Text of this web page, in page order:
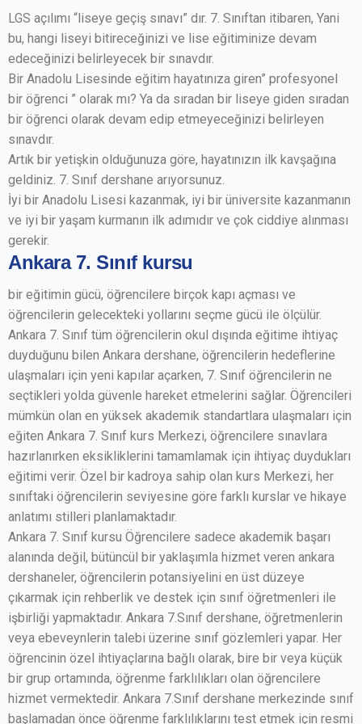
LGS açılımı “liseye geçiş sınavı” dır. 7. Sınıftan itibaren, Yani
bu, hangi liseyi bitireceğinizi ve lise eğitiminize devam
edeceğinizi belirleyecek bir sınavdır.
Bir Anadolu Lisesinde eğitim hayatınıza giren” profesyonel
bir öğrenci ” olarak mı? Ya da sıradan bir liseye giden sıradan
bir öğrenci olarak devam edip etmeyeceğinizi belirleyen
sınavdır.
Artık bir yetişkin olduğunuza göre, hayatınızın ilk kavşağına
geldiniz. 7. Sınıf dershane arıyorsunuz.
İyi bir Anadolu Lisesi kazanmak, iyi bir üniversite kazanmanın
ve iyi bir yaşam kurmanın ilk adımıdır ve çok ciddiye alınması
gerekir.
Ankara 7. Sınıf kursu
bir eğitimin gücü, öğrencilere birçok kapı açması ve
öğrencilerin gelecekteki yollarını seçme gücü ile ölçülür.
Ankara 7. Sınıf tüm öğrencilerin okul dışında eğitime ihtiyaç
duyduğunu bilen Ankara dershane, öğrencilerin hedeflerine
ulaşmaları için yeni kapılar açarken, 7. Sınıf öğrencilerin ne
seçtikleri yolda güvenle hareket etmelerini sağlar. Öğrencileri
mümkün olan en yüksek akademik standartlara ulaşmaları için
eğiten Ankara 7. Sınıf kurs Merkezi, öğrencilere sınavlara
hazırlanırken eksikliklerini tamamlamak için ihtiyaç duydukları
eğitimi verir. Özel bir kadroya sahip olan kurs Merkezi, her
sınıftaki öğrencilerin seviyesine göre farklı kurslar ve hikaye
anlatımı stilleri planlamaktadır.
Ankara 7. Sınıf kursu Öğrencilere sadece akademik başarı
alanında değil, bütüncül bir yaklaşımla hizmet veren ankara
dershaneler, öğrencilerin potansiyelini en üst düzeye
çıkarmak için rehberlik ve destek için sınıf öğretmenleri ile
işbirliği yapmaktadır. Ankara 7.Sınıf dershane, öğretmenlerin
veya ebeveynlerin talebi üzerine sınıf gözlemleri yapar. Her
öğrencinin özel ihtiyaçlarına bağlı olarak, bire bir veya küçük
bir grup ortamında, öğrenme farklılıkları olan öğrencilere
hizmet vermektedir. Ankara 7.Sınıf dershane merkezinde sınıf
başlamadan önce öğrenme farklılıklarını test etmek için resmi